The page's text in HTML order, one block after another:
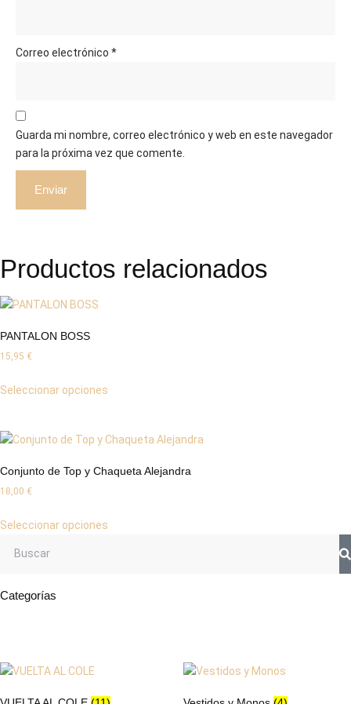
Correo electrónico *
Guarda mi nombre, correo electrónico y web en este navegador
para la próxima vez que comente.
Productos relacionados
PANTALON BOSS
15,95 €
Seleccionar opciones
Conjunto de Top y Chaqueta Alejandra
18,00 €
Seleccionar opciones
Categorías